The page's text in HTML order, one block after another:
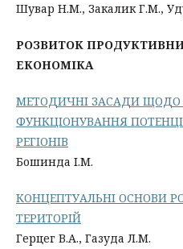
Шувар Н.М., Закалик Г.М.,
РОЗВИТОК
ЕКОНОМІКА
МЕТОДИЧНІ ЗАСАДИ
ФУНКЦІОНУВАННЯ
РЕГІОНІВ
Бошинда І.М.
КОНЦЕПТУАЛЬНІ ОСНОВИ
ТЕРИТОРІЙ
Герцег В.А., Газуда Л.М.